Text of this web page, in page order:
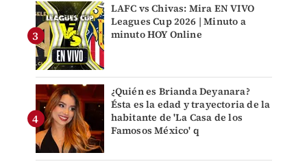
LAFC vs Chivas: Mira EN VIVO
Leagues Cup 2026 | Minuto a
minuto HOY Online
¿Quién es Brianda Deyanara?
Ésta es la edad y trayectoria de la
habitante de 'La Casa de los
Famosos México' q